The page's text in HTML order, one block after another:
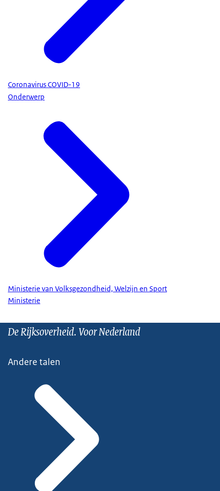
Coronavirus COVID-19
Onderwerp
Ministerie van Volksgezondheid, Welzijn en Sport
Ministerie
De Rijksoverheid. Voor Nederland
Andere talen